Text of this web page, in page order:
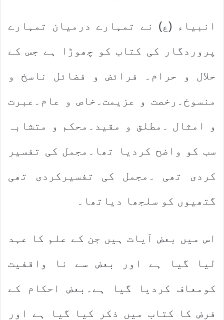
انبیاء (ع) نے تمہارے درمیان تمہارے
پروردگار کی کتاب کو چھوڑا ہے جس کے
حلال و حرام۔ فرائض و فضائل ناسخ و
منسوخ۔رخصت و عزیمت۔خاص و عام۔عبرت
و امثال ۔مطلق و مقید۔محکم و متشابہ
سب کو واضح کردیا تھا۔مجمل کی تفسیر
کردی تھی ۔مجمل کی تفسیرکردی تھی
گتھیوں کو سلجھا دیاتھا۔
اس میں بعض آیات ہیں جن کے علم کا عہد
لیا گیا ہے اور بعض سے نا واقفیت
کومعاف کردیا گیا ہے۔بعض احکام کے
فرض کا کتاب میں ذکر کیا گیا ہے اور